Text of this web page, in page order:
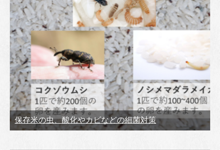
保存米の虫、酸化やカビなどの細菌対策